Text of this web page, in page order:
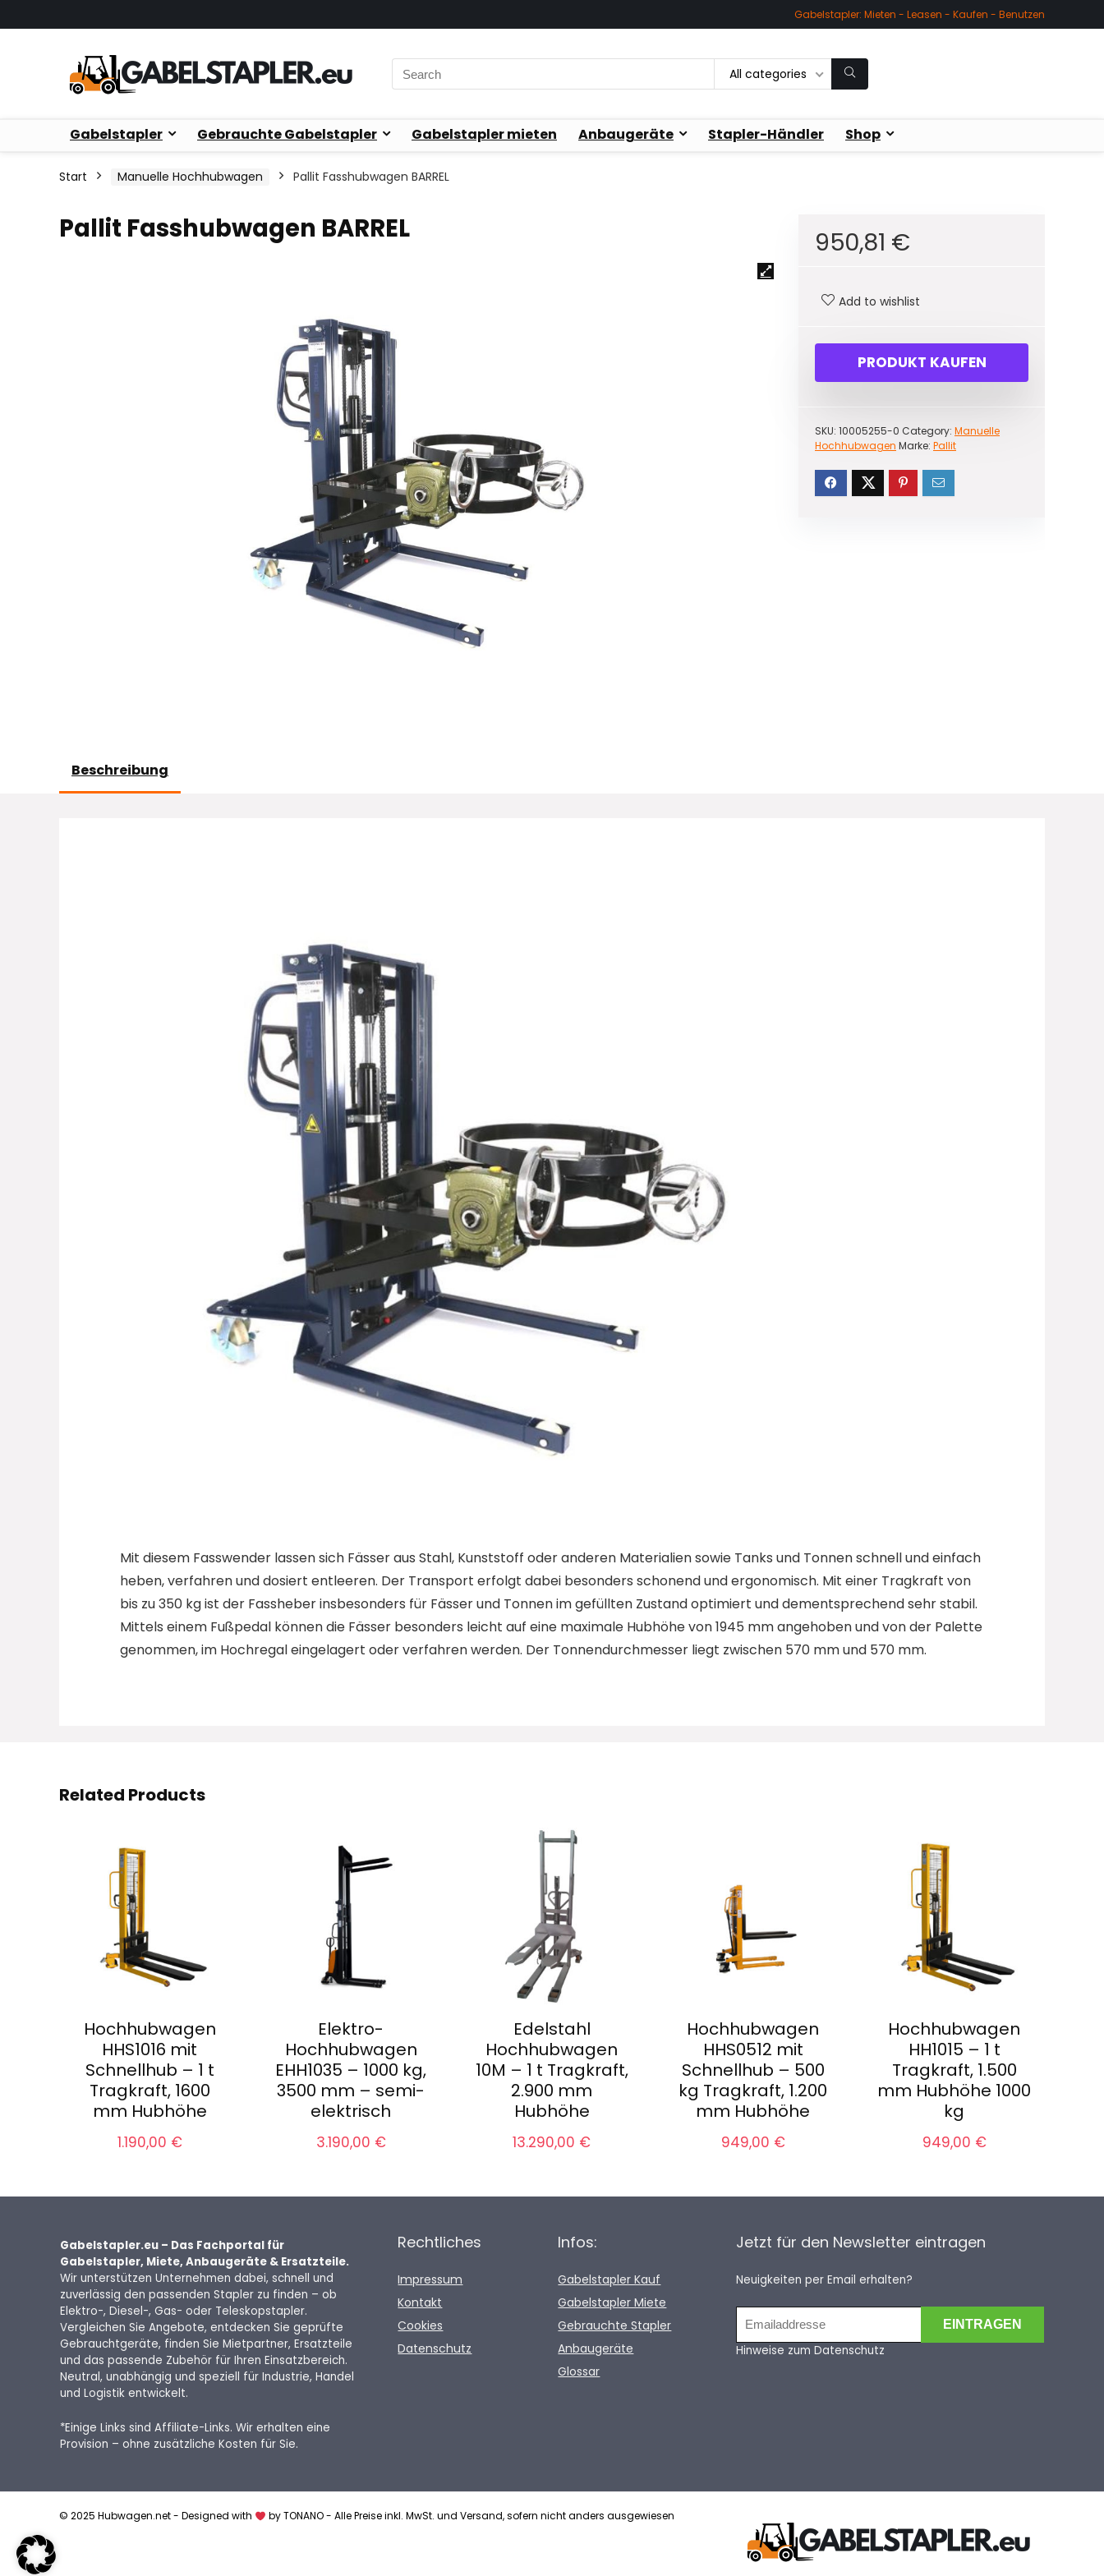
Gabelstapler: Mieten - Leasen - Kaufen - Benutzen
Search
for:
All categories
Gabelstapler Gebrauchte Gabelstapler Gabelstapler mieten Anbaugeräte Stapler-Händler Shop
Start Manuelle Hochhubwagen Pallit Fasshubwagen BARREL
Pallit Fasshubwagen BARREL 950,81 €
Add to wishlist
PRODUKT KAUFEN
SKU: 10005255-0 Category: Manuelle
Hochhubwagen Marke: Pallit
Beschreibung
Mit diesem Fasswender lassen sich Fässer aus Stahl, Kunststoff oder anderen Materialien sowie Tanks und Tonnen schnell und einfach
heben, verfahren und dosiert entleeren. Der Transport erfolgt dabei besonders schonend und ergonomisch. Mit einer Tragkraft von
bis zu 350 kg ist der Fassheber insbesonders für Fässer und Tonnen im gefüllten Zustand optimiert und dementsprechend sehr stabil.
Mittels einem Fußpedal können die Fässer besonders leicht auf eine maximale Hubhöhe von 1945 mm angehoben und von der Palette
genommen, im Hochregal eingelagert oder verfahren werden. Der Tonnendurchmesser liegt zwischen 570 mm und 570 mm.
Related Products
Hochhubwagen
HHS1016 mit
Schnellhub – 1 t
Tragkraft, 1600
mm Hubhöhe
1.190,00 €
Elektro-
Hochhubwagen
EHH1035 – 1000 kg,
3500 mm – semi-
elektrisch
3.190,00 €
Edelstahl
Hochhubwagen
10M – 1 t Tragkraft,
2.900 mm
Hubhöhe
13.290,00 €
Hochhubwagen
HHS0512 mit
Schnellhub – 500
kg Tragkraft, 1.200
mm Hubhöhe
949,00 €
Hochhubwagen
HH1015 – 1 t
Tragkraft, 1.500
mm Hubhöhe 1000
kg
949,00 €
Gabelstapler.eu – Das Fachportal für
Gabelstapler, Miete, Anbaugeräte & Ersatzteile.
Wir unterstützen Unternehmen dabei, schnell und
zuverlässig den passenden Stapler zu finden – ob
Elektro-, Diesel-, Gas- oder Teleskopstapler.
Vergleichen Sie Angebote, entdecken Sie geprüfte
Gebrauchtgeräte, finden Sie Mietpartner, Ersatzteile
und das passende Zubehör für Ihren Einsatzbereich.
Neutral, unabhängig und speziell für Industrie, Handel
und Logistik entwickelt.
*Einige Links sind Affiliate-Links. Wir erhalten eine
Provision – ohne zusätzliche Kosten für Sie.
Rechtliches
Impressum
Kontakt
Cookies
Datenschutz
Infos:
Gabelstapler Kauf
Gabelstapler Miete
Gebrauchte Stapler
Anbaugeräte
Glossar
Jetzt für den Newsletter eintragen
Neuigkeiten per Email erhalten?
Hinweise zum Datenschutz
© 2025 Hubwagen.net - Designed with by TONANO - Alle Preise inkl. MwSt. und Versand, sofern nicht anders ausgewiesen